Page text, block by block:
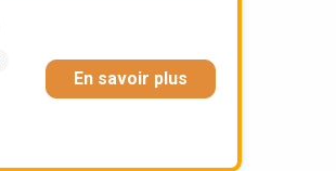
En savoir plus